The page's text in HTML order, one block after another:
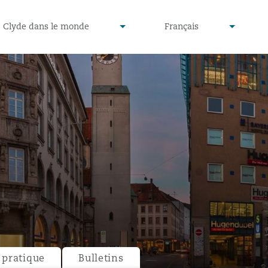
Clyde dans le monde
▾
undefined
Français
▾
pratique Bulletins